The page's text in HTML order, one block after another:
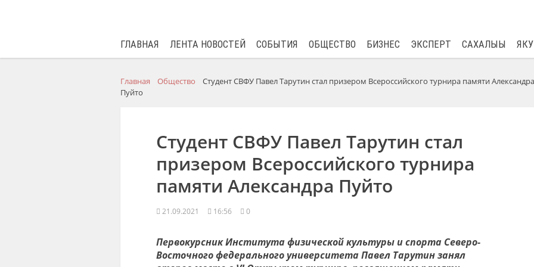
ГЛАВНАЯ ЛЕНТА НОВОСТЕЙ СОБЫТИЯ ОБЩЕСТВО БИЗНЕС ЭКСПЕРТ САХАЛЫЫ
Главная Общество
Студент СВФУ Павел Тарутин стал призером Всероссийского турнира памяти Александра
Пуйто
Студент СВФУ Павел Тарутин стал
призером Всероссийского турнира
памяти Александра Пуйто
21.09.2021 16:56 0
Первокурсник Института физической культуры и спорта Северо-
Восточного федерального университета Павел Тарутин занял